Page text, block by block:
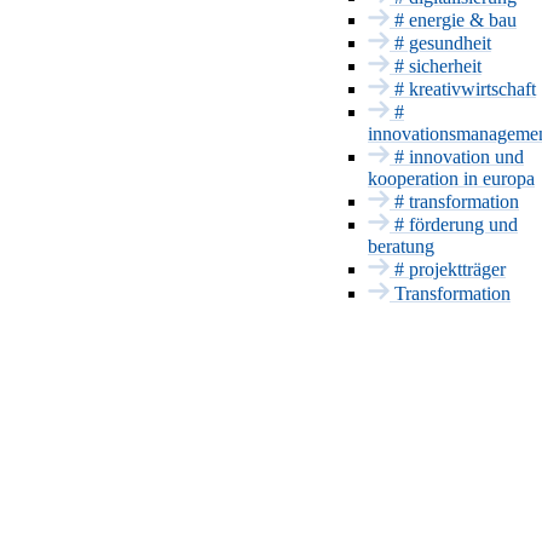
Gesundheit
Sicherheit
INNOVATIONSSERVICES
Förderung und
Beratung
Projektträger
Patente & CE
Europa und
International
Transformation
# energie & bau
# gesundheit
# sicherheit
# kreativwirtschaft
#
# innovation und
kooperation in europa
# transformation
# förderung und
beratung
# projektträger